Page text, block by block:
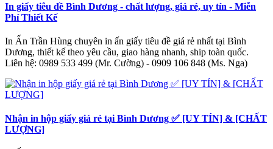
In giấy tiêu đề Bình Dương - chất lượng, giá rẻ, uy tín - Miễn
Phí Thiết Kế
In Ấn Trần Hùng chuyên in ấn giấy tiêu đề giá rẻ nhất tại Bình
Dương, thiết kế theo yêu cầu, giao hàng nhanh, ship toàn quốc.
Liên hệ: 0989 533 499 (Mr. Cường) - 0909 106 848 (Ms. Nga)
Nhận in hộp giấy giá rẻ tại Bình Dương ✅ [UY TÍN] & [CHẤT
LƯỢNG]